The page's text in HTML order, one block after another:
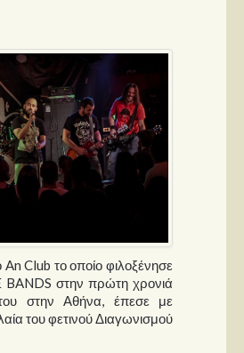
Club το οποίο φιλοξένησε
στην πρώτη χρονιά
στην Αθήνα, έπεσε με
του φετινού Διαγωνισμού